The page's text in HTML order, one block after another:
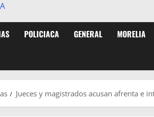
POLICIACA GENERAL MORELIA
Jueces y magistrados acusan afrenta e